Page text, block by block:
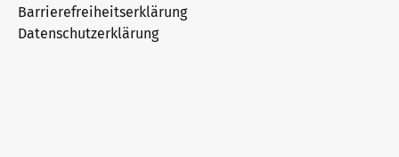
Barrierefreiheitserklärung
Datenschutzerklärung